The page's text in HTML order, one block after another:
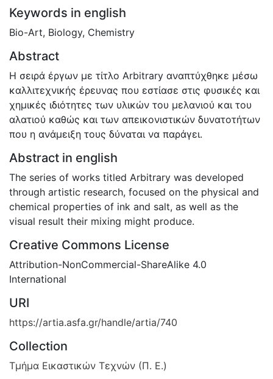
Keywords in english
Bio-Art, Biology, Chemistry
Abstract
Η σειρά έργων με τίτλο Arbitrary αναπτύχθηκε μέσω
καλλιτεχνικής έρευνας που εστίασε στις φυσικές και
χημικές ιδιότητες των υλικών του μελανιού και του
αλατιού καθώς και των απεικονιστικών δυνατοτήτων
που η ανάμειξη τους δύναται να παράγει.
Abstract in english
The series of works titled Arbitrary was developed
through artistic research, focused on the physical and
chemical properties of ink and salt, as well as the
visual result their mixing might produce.
Creative Commons License
Attribution-NonCommercial-ShareAlike 4.0
International
URI
https://artia.asfa.gr/handle/artia/740
Collection
Τμήμα Εικαστικών Τεχνών (Π. Ε.)